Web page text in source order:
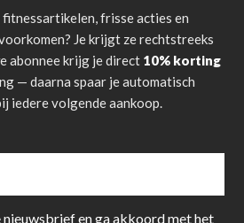
frisse acties en
Je krijgt ze rechtstreeks
abonnee krijg je direct 10% korting
— daarna spaar je automatisch
iedere volgende aankoop.
en ga akkoord met het